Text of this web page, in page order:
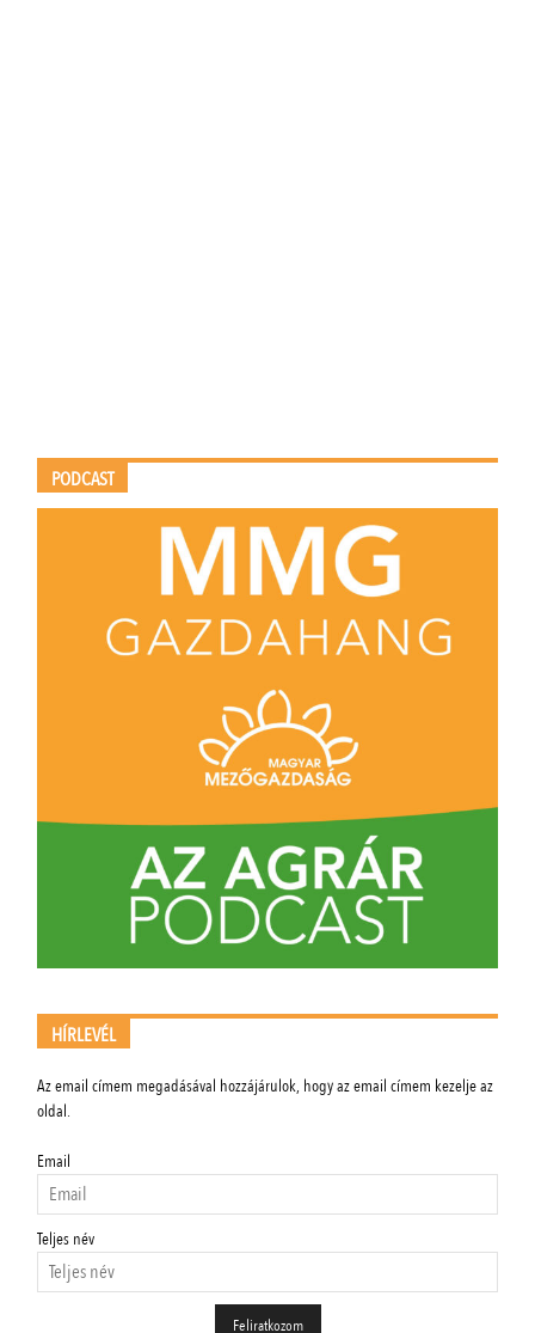
PODCAST
HÍRLEVÉL
Az email címem megadásával hozzájárulok, hogy az email címem kezelje az
oldal.
Email
Teljes név